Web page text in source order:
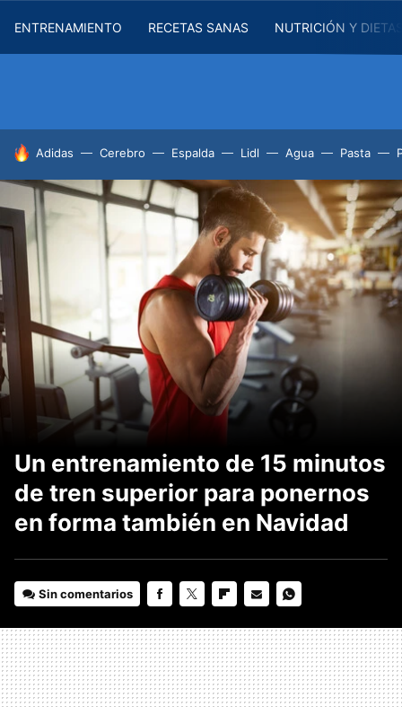
ENTRENAMIENTO RECETAS SANAS NUTRICIÓN Y
HOY SE HABLA DE
Adidas Cerebro Espalda Lidl Agua Pasta
Un entrenamiento de 15 minutos
de tren superior para ponernos
en forma también en Navidad
Sin comentarios
MAIL